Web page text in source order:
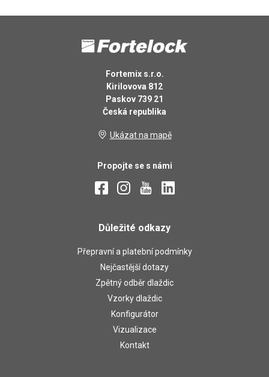
Fortemix s.r.o.
Kirilovova 812
Paskov 739 21
Česká republika
Ukázat na mapě
Propojte se s námi
Důležité odkazy
Přepravní a platební podmínky
Nejčastější dotazy
Zpětný odběr dlaždic
Vzorky dlaždic
Konfigurátor
Vizualizace
Kontakt